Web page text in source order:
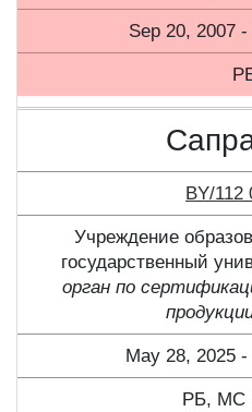
Sep 20, 2007
BY/112
Учреждение
государственный
орган по
May 28, 2025
РБ, МС